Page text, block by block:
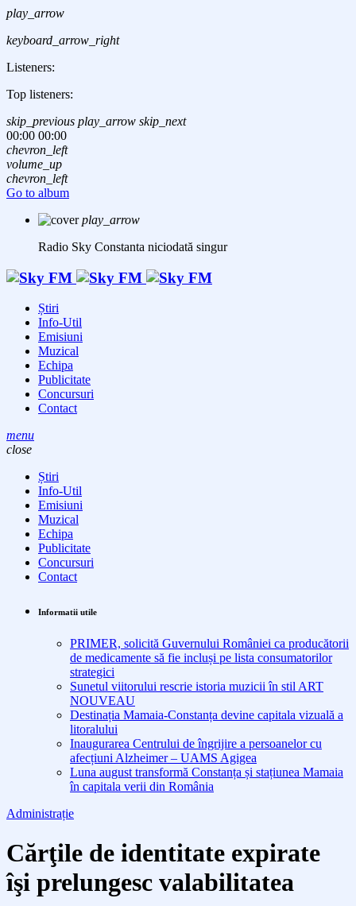
play_arrow
keyboard_arrow_right
Listeners:
Top listeners:
skip_previous play_arrow skip_next
00:00 00:00
chevron_left
volume_up
chevron_left
Go to album
play_arrow
Radio Sky Constanta niciodată singur
Știri
Info-Util
Emisiuni
Muzical
Echipa
Publicitate
Concursuri
Contact
menu
close
Știri
Info-Util
Emisiuni
Muzical
Echipa
Publicitate
Concursuri
Contact
Informatii utile
PRIMER, solicită Guvernului României ca producătorii
de medicamente să fie incluși pe lista consumatorilor
strategici
Sunetul viitorului rescrie istoria muzicii în stil ART
NOUVEAU
Destinația Mamaia-Constanța devine capitala vizuală a
litoralului
Inaugurarea Centrului de îngrijire a persoanelor cu
afecțiuni Alzheimer – UAMS Agigea
Luna august transformă Constanța și stațiunea Mamaia
în capitala verii din România
Administrație
Cărţile de identitate expirate
îşi prelungesc valabilitatea